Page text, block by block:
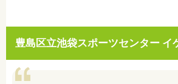
豊島区立池袋スポーツセンター イ